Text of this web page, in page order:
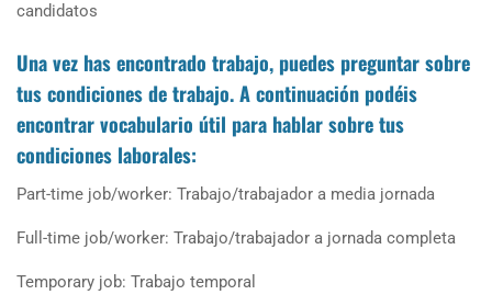
candidatos
Una vez has encontrado trabajo, puedes preguntar sobre
tus condiciones de trabajo. A continuación podéis
encontrar vocabulario útil para hablar sobre tus
condiciones laborales:
Part-time job/worker: Trabajo/trabajador a media jornada
Full-time job/worker: Trabajo/trabajador a jornada completa
Temporary job: Trabajo temporal